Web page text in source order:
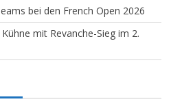
bei den French Open 2026
mit Revanche-Sieg im 2.